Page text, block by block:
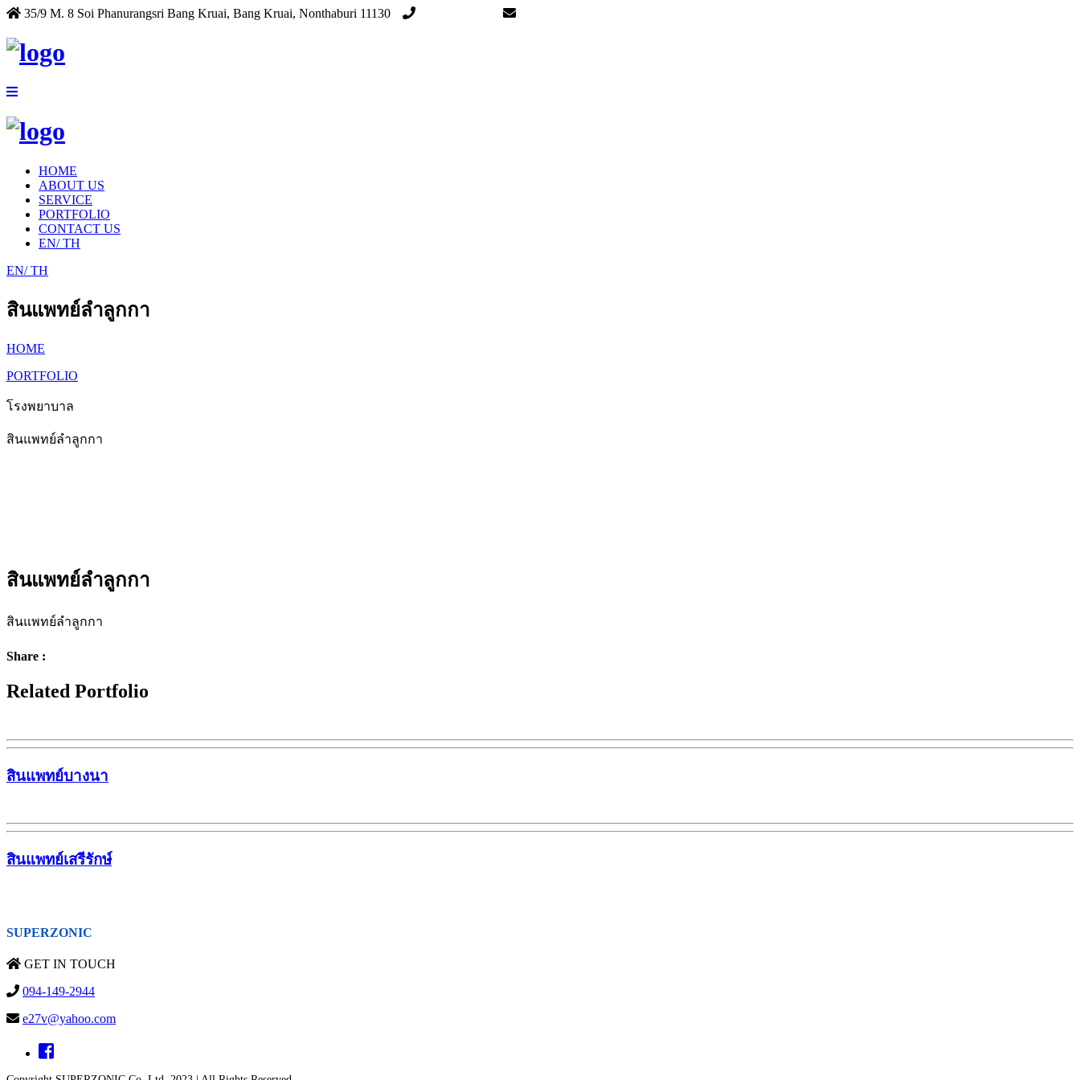
35/9 M. 8 Soi Phanurangsri Bang Kruai, Bang Kruai, Nonthaburi 11130
HOME
ABOUT US
SERVICE
PORTFOLIO
CONTACT US
EN/ TH
EN/ TH
สินแพทย์ลำลูกกา
HOME
PORTFOLIO
โรงพยาบาล
สินแพทย์ลำลูกกา
สินแพทย์ลำลูกกา
สินแพทย์ลำลูกกา
Share :
Related Portfolio
สินแพทย์บางนา
สินแพทย์เสรีรักษ์
SUPERZONIC
GET IN TOUCH
094-149-2944
e27v@yahoo.com